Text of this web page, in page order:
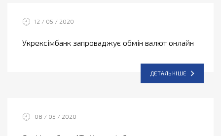
12 / 05 / 2020
Укрексімбанк запроваджує обмін валют онлайн
ДЕТАЛЬНІШЕ
08 / 05 / 2020